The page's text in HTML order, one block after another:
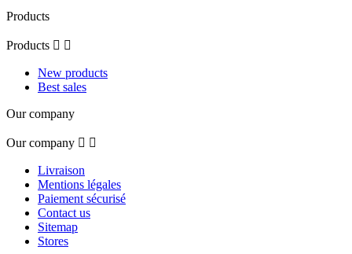
Products
Products  
New products
Best sales
Our company
Our company  
Livraison
Mentions légales
Paiement sécurisé
Contact us
Sitemap
Stores